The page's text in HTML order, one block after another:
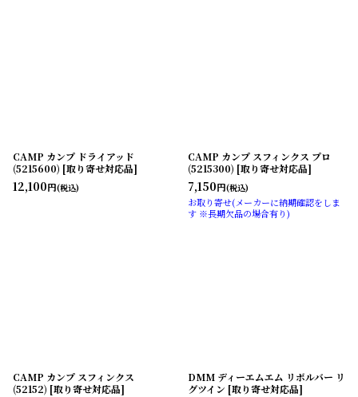
CAMP カンプ ドライアッド
(5215600) [取り寄せ対応品]
12,100円(税込)
CAMP カンプ スフィンクス プロ
(5215300) [取り寄せ対応品]
7,150円(税込)
お取り寄せ(メーカーに納期確認をしま
す ※長期欠品の場合有り)
CAMP カンプ スフィンクス
(52152) [取り寄せ対応品]
DMM ディーエムエム リボルバー リ
グツイン [取り寄せ対応品]